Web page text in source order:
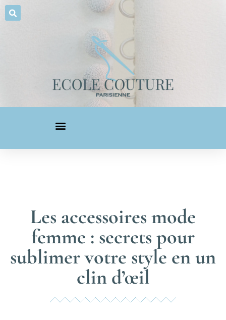
Les accessoires mode
femme : secrets pour
sublimer votre style en un
clin d’œil